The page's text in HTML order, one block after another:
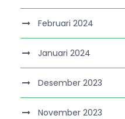
Februari 2024
Januari 2024
Desember 2023
November 2023